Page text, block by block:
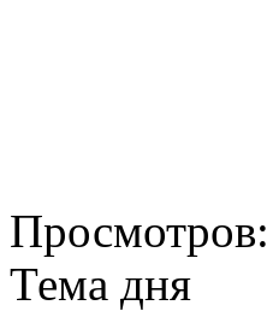
Просмотров:
Тема дня